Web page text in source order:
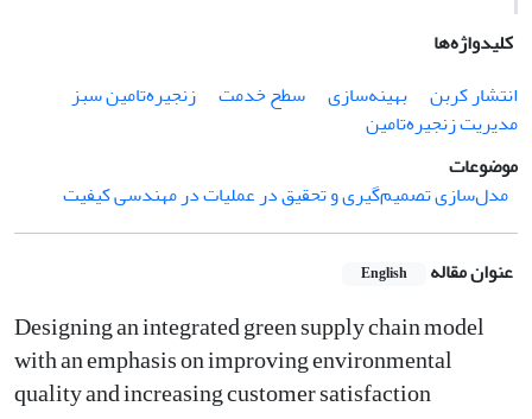
کلیدواژه‌ها
انتشار کربن
بهینه‌سازی سطح خدمت
زنجیره‌تامین سبز
مدیریت زنجیره‌تامین
موضوعات
مدل‌سازی تصمیم‌گیری و تحقیق در عملیات در مهندسی کیفیت
عنوان مقاله English
Designing an integrated green supply chain model
with an emphasis on improving environmental
quality and increasing customer satisfaction